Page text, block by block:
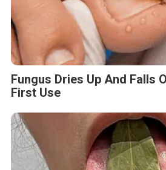
Fungus Dries Up And Falls
First Use